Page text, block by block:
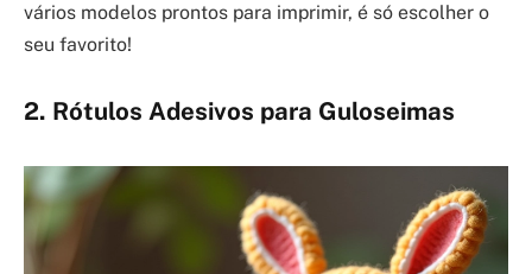
vários modelos prontos para imprimir, é só escolher o
seu favorito!
2. Rótulos Adesivos para Guloseimas